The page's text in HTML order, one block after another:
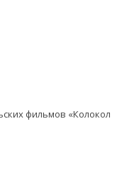
фильмов «Колокол